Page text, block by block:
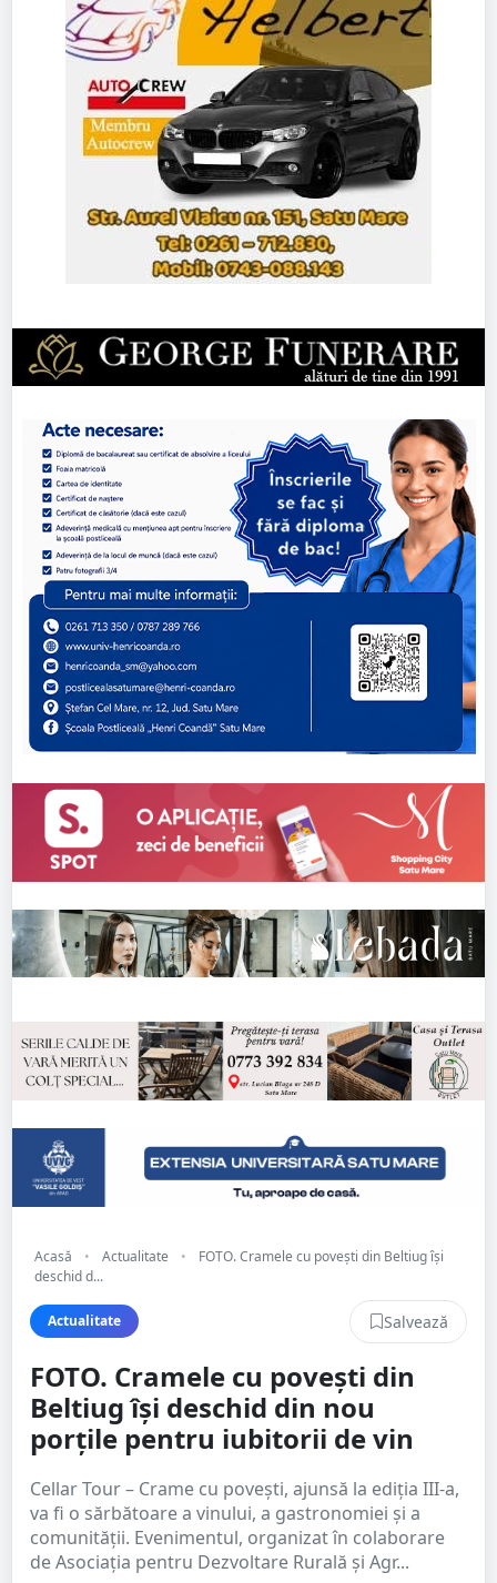
Acasă • Actualitate •
FOTO. Cramele cu povești din Beltiug își
deschid d...
Actualitate Salvează
FOTO. Cramele cu povești din
Beltiug își deschid din nou
porțile pentru iubitorii de vin
Cellar Tour – Crame cu povești, ajunsă la ediția III-a,
va fi o sărbătoare a vinului, a gastronomiei și a
comunității. Evenimentul, organizat în colaborare
de Asociația pentru Dezvoltare Rurală și Agr...